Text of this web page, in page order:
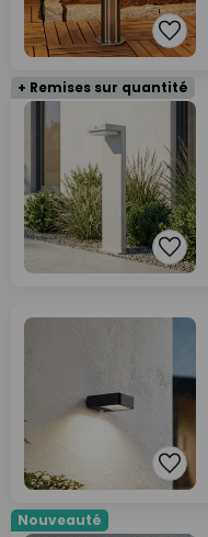
+ Remises sur quantité
Nouveauté